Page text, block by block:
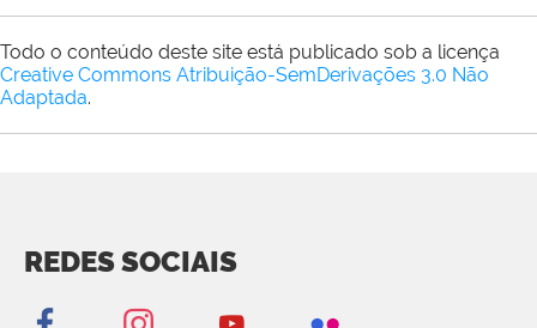
Todo o conteúdo deste site está publicado sob a licença
Creative Commons Atribuição-SemDerivações 3.0 Não
Adaptada.
REDES SOCIAIS